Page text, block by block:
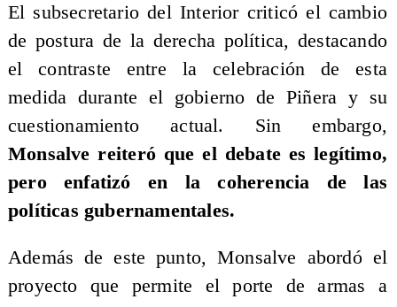
El subsecretario del Interior criticó el cambio
de postura de la derecha política, destacando
el contraste entre la celebración de esta
medida durante el gobierno de Piñera y su
cuestionamiento actual. Sin embargo,
Monsalve reiteró que el debate es legítimo,
pero enfatizó en la coherencia de las
políticas gubernamentales.
Además de este punto, Monsalve abordó el
proyecto que permite el porte de armas a